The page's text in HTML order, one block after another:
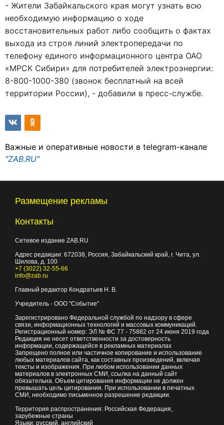
- Жители Забайкальского края могут узнать всю
необходимую информацию о ходе
восстановительных работ либо сообщить о фактах
выхода из строя линий электропередачи по
телефону единого информационного центра ОАО
«МРСК Сибири» для потребителей электроэнергии:
8-800-1000-380 (звонок бесплатный на всей
территории России), - добавили в пресс-службе.
Важные и оперативные новости в telegram-канале
"ZAB.RU"
Размещение рекламы
Контакты
Сетевое издание ZAB.RU
Адрес редакции: 672038, Россия, Забайкальский край, г. Чита, ул.
Шилова, д. 100
+7 (3022) 32-55-66
info@zab.ru
Главный редактор Кондратьев Н. В.
Учредитель - ООО "Событие"
Зарегистрировано Федеральной службой по надзору в сфере
связи, информационных технологий и массовых коммуникаций.
Регистрационный номер: ЭЛ № ФС 77 - 75882 от 24 июня 2019 года
Редакция не несет ответственности за достоверность
информации, содержащейся в рекламных материалах
Запрещено полное или частичное копирование и использование
любых материалов сайта, как составных произведений, включая
тексты и изображения. При любом использовании данных
материалов в электронных СМИ, ссылка на данный сайт
обязательна. Объем цитирования информации не должен
превышать цель цитирования. При использовании в печатных
СМИ, необходимо письменное разрешение редакции.
Территория распространения: Российская Федерация,
зарубежные страны
Языки: русский, английский